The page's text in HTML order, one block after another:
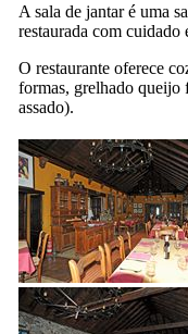
A sala de jantar é uma
restaurada com cuidado
O restaurante oferece
formas, grelhado queijo
assado).